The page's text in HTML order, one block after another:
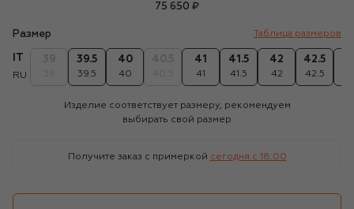
75 650 ₽
Размер Таблица размеров
RU
39.5
39.5
40
40
41
41
41.5
41.5
42
42
42.5
42.5
Изделие соответствует размеру, рекомендуем
выбирать свой размер
Получите заказ с примеркой сегодня c 18:00